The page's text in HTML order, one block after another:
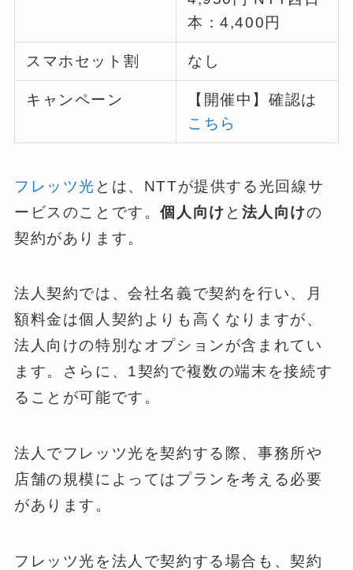
本：4,400円
スマホセット割 なし
キャンペーン
【開催中】確認は
こちら
フレッツ光 とは、NTTが提供する光回線サ
ービスのことです。個人向け と 法人向けの
契約があります。
法人契約では、会社名義で契約を行い、月
額料金は個人契約よりも高くなりますが、
法人向けの特別なオプションが含まれてい
ます。さらに、1契約で複数の端末を接続す
ることが可能です。
法人でフレッツ光を契約する際、事務所や
店舗の規模によってはプランを考える必要
があります。
フレッツ光を法人で契約する場合も、契約